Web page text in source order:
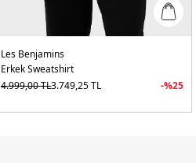
Les Benjamins
Erkek Sweatshirt
4.999,00TL3.749,25TL -%25